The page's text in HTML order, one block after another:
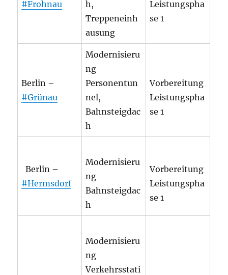
#Frohnau
h,
Treppeneinh
ausung
Leistungspha
se 1
Berlin –
#Grünau
Modernisieru
ng
Personentun
nel,
Bahnsteigdac
h
Vorbereitung
Leistungspha
se 1
Berlin –
#Hermsdorf
Modernisieru
ng
Bahnsteigdac
h
Vorbereitung
Leistungspha
se 1
Modernisieru
ng
Verkehrsstati